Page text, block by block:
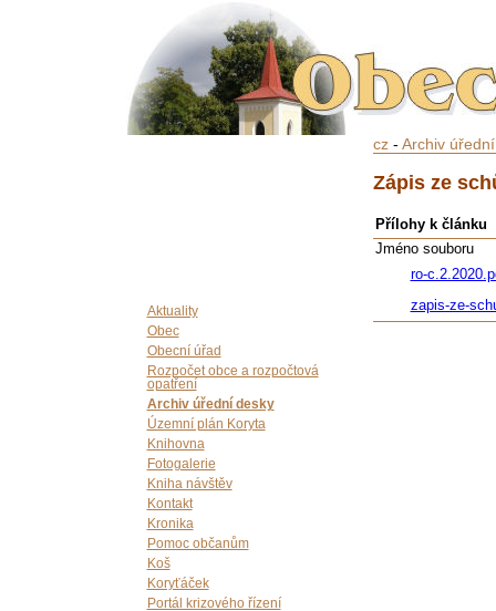
Aktuality
Obec
Obecní úřad
Rozpočet obce a rozpočtová
opatření
Archiv úřední desky
Územní plán Koryta
Knihovna
Fotogalerie
Kniha návštěv
Kontakt
Kronika
Pomoc občanům
Koš
Koryťáček
Portál krizového řízení
cz- Archiv
Zápis ze
Přílohy k článku
Jméno souboru
ro-
zapis-ze-